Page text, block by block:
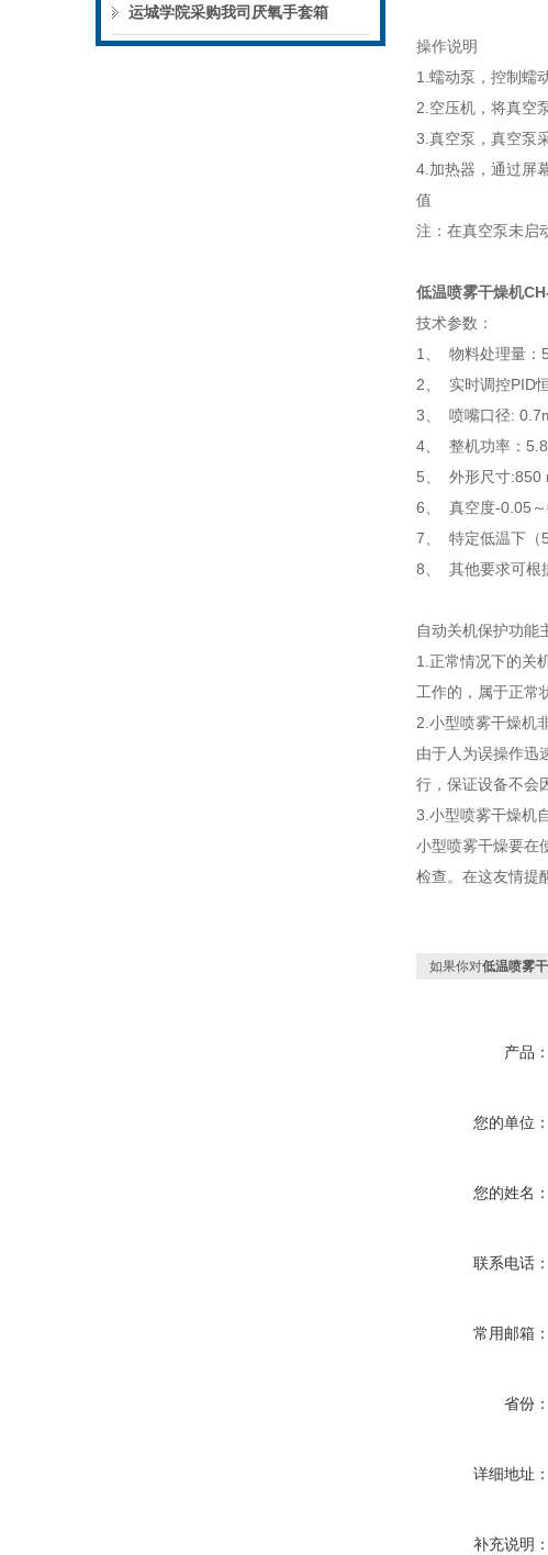
运城学院采购我司厌氧手套箱
操作说明
1.蠕动泵，控制蠕
2.空压机，将真空
3.真空泵，真空泵
4.加热器，通过屏
值
注：在真空泵未启
低温喷雾干燥机
技术参数：
1、 物料处理量：
2、 实时调控PID
3、 喷嘴口径:
4、 整机功率：
5、 外形尺寸:850
6、 真空度-0.05～
7、 特定低温下（
8、 其他要求可根
自动关机保护功能
1.正常情况下的关
工作的，属于正常
2.小型喷雾干燥机
由于人为误操作迅
行，保证设备不会
3.小型喷雾干燥机
小型喷雾干燥要在
检查。在这友情提
如果你对低温喷雾
产品：
您的单位：
您的姓名：
联系电话：
常用邮箱：
省份：
详细地址：
补充说明：